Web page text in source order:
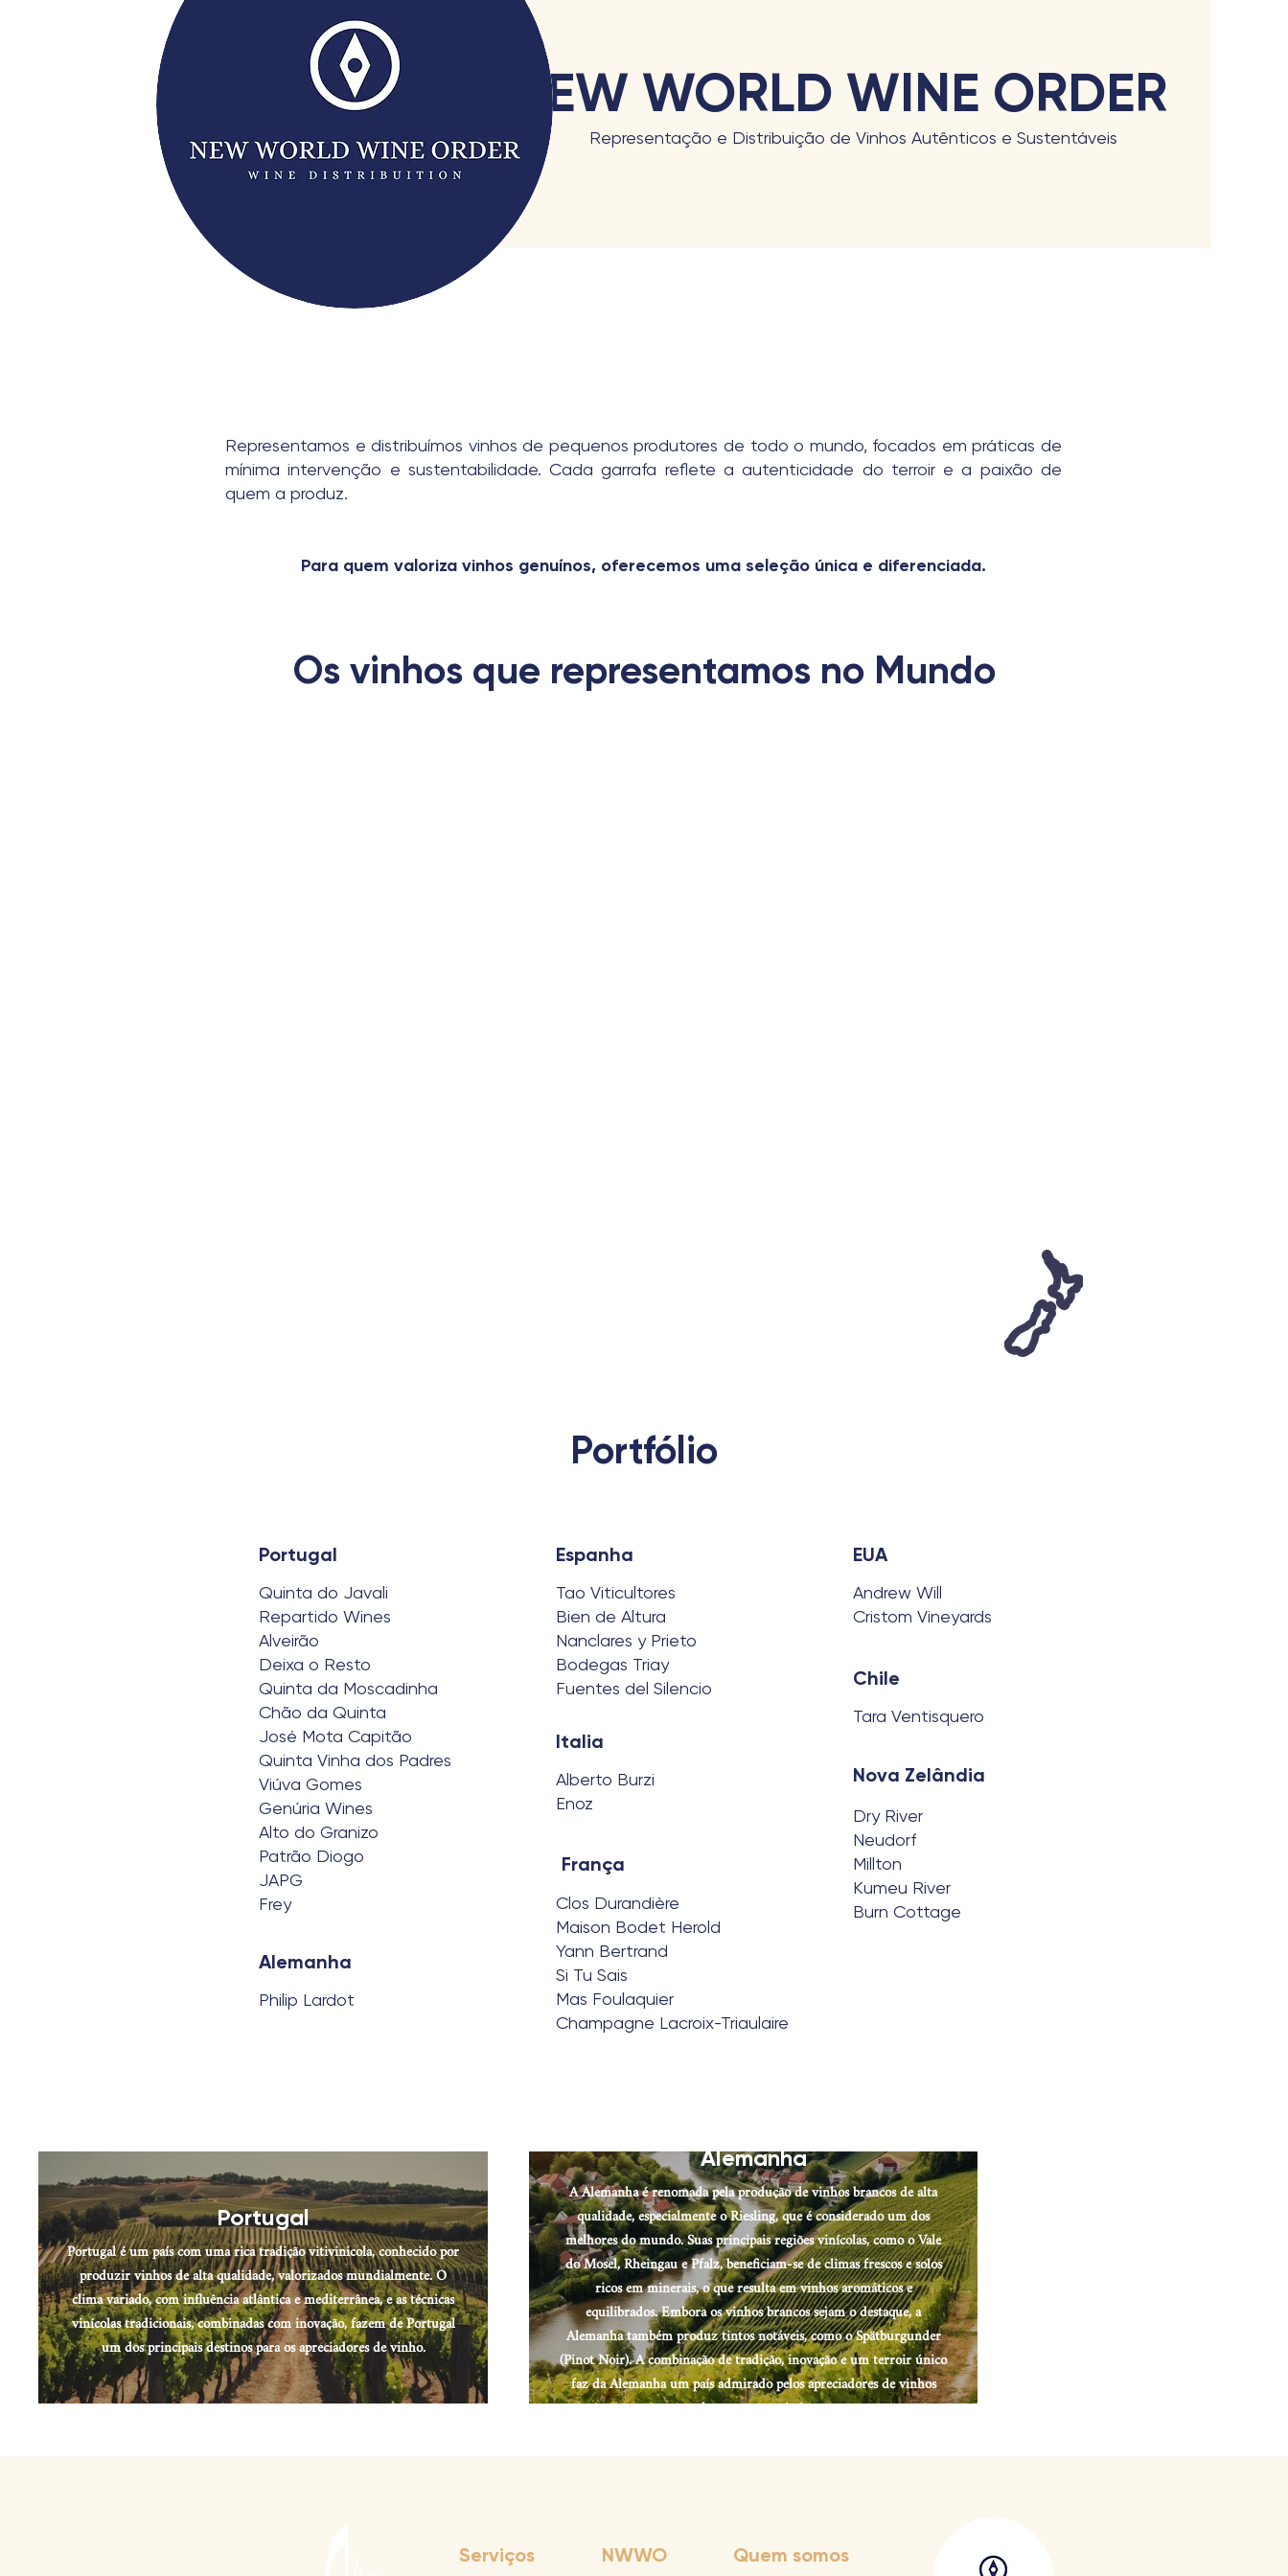
Portugal
Portugal é um país com uma rica tradição vitivinicola, conhecido por
produzir vinhos de alta qualidade, valorizados mundialmente. O
clima variado, com influência atlântica e mediterrânea, e as técnicas
vinícolas tradicionais, combinadas com inovação, fazem de Portugal
um dos principais destinos para os apreciadores de vinho.
Alemanha
A Alemanha é renomada pela produção de vinhos brancos de alta
qualidade, especialmente o Riesling, que é considerado um dos
melhores do mundo. Suas principais regiões vinícolas, como o Vale
do Mosel, Rheingau e Pfalz, beneficiam-se de climas frescos e solos
ricos em minerais, o que resulta em vinhos aromáticos e
equilibrados. Embora os vinhos brancos sejam o destaque, a
Alemanha também produz tintos notáveis, como o Spätburgunder
(Pinot Noir). A combinação de tradição, inovação e um terroir único
faz da Alemanha um país admirado pelos apreciadores de vinhos
elegantes e versáteis.
Portfólio
Os vinhos que representamos no Mundo
Representamos e distribuímos vinhos de pequenos produtores de todo o mundo, focados em práticas de
mínima intervenção e sustentabilidade. Cada garrafa reflete a autenticidade do terroir e a paixão de
quem a produz.
Para quem valoriza vinhos genuínos, oferecemos uma seleção única e diferenciada.
Philip Lardot
Alberto Burzi
Enoz
Alemanha
Italia
EUA
Andrew Will
Cristom Vineyards
Portugal
Quinta do Javali
Repartido Wines
Alveirão
Deixa o Resto
Quinta da Moscadinha
Chão da Quinta
José Mota Capitão
Quinta Vinha dos Padres
Viúva Gomes
Genúria Wines
Alto do Granizo
Patrão Diogo
JAPG
Frey
Dry River
Neudorf
Millton
Kumeu River
Burn Cottage
Nova Zelândia
Chile
Tara Ventisquero
França
Clos Durandière
Maison Bodet Herold
Yann Bertrand
Si Tu Sais
Mas Foulaquier
Champagne Lacroix-Triaulaire
Espanha
Tao Viticultores
Bien de Altura
Nanclares y Prieto
Bodegas Triay
Fuentes del Silencio
NEW WORLD WINE ORDER
Representação e Distribuição de Vinhos Autênticos e Sustentáveis
Serviços Quem somos
NWWO